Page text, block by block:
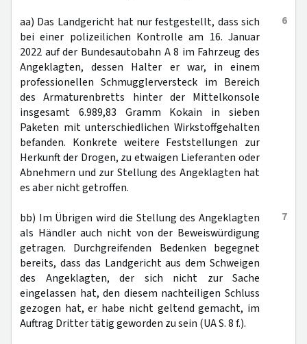
6
aa) Das Landgericht hat nur festgestellt, dass sich
bei einer polizeilichen Kontrolle am 16. Januar
2022 auf der Bundesautobahn A 8 im Fahrzeug des
Angeklagten, dessen Halter er war, in einem
professionellen Schmugglerversteck im Bereich
des Armaturenbretts hinter der Mittelkonsole
insgesamt 6.989,83 Gramm Kokain in sieben
Paketen mit unterschiedlichen Wirkstoffgehalten
befanden. Konkrete weitere Feststellungen zur
Herkunft der Drogen, zu etwaigen Lieferanten oder
Abnehmern und zur Stellung des Angeklagten hat
es aber nicht getroffen.
7
bb) Im Übrigen wird die Stellung des Angeklagten
als Händler auch nicht von der Beweiswürdigung
getragen. Durchgreifenden Bedenken begegnet
bereits, dass das Landgericht aus dem Schweigen
des Angeklagten, der sich nicht zur Sache
eingelassen hat, den diesem nachteiligen Schluss
gezogen hat, er habe nicht geltend gemacht, im
Auftrag Dritter tätig geworden zu sein (UA S. 8 f.).